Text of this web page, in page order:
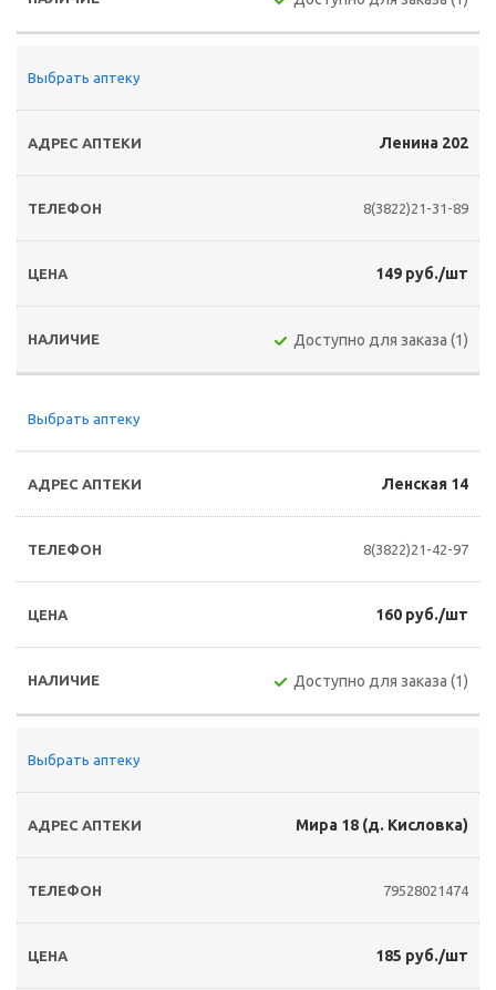
Выбрать аптеку
Ленина 202
8(3822)21-31-89
149 руб./шт
Доступно для заказа (1)
Выбрать аптеку
Ленская 14
8(3822)21-42-97
160 руб./шт
Доступно для заказа (1)
Выбрать аптеку
Мира 18 (д. Кисловка)
79528021474
185 руб./шт